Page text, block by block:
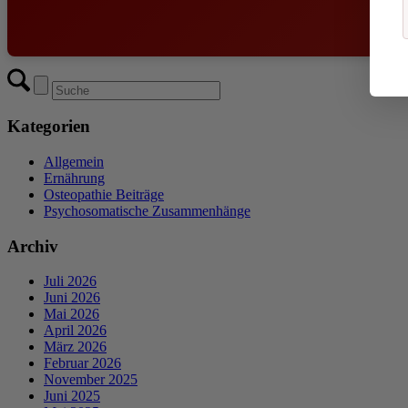
Kategorien
Allgemein
Ernährung
Osteopathie Beiträge
Psychosomatische Zusammenhänge
Archiv
Juli 2026
Juni 2026
Mai 2026
April 2026
März 2026
Februar 2026
November 2025
Juni 2025